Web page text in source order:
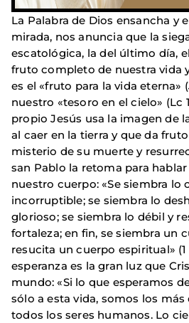
La Palabra de Dios ensancha y
mirada, nos anuncia que la
escatológica, la del último día,
fruto completo de nuestra vida
es el «fruto para la vida eterna»
nuestro «tesoro en el cielo» (Lc
propio Jesús usa la imagen de
al caer en la tierra y que da
misterio de su muerte y
san Pablo la retoma para
nuestro cuerpo: «Se siembra lo
incorruptible; se siembra lo
glorioso; se siembra lo débil y
fortaleza; en fin, se siembra un
resucita un cuerpo espiritual» (1
esperanza es la gran luz que
mundo: «Si lo que esperamos
sólo a esta vida, somos los
todos los seres humanos. Lo